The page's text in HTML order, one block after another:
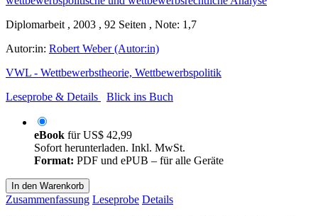
Diplomarbeit , 2003 , 92 Seiten , Note: 1,7
Autor:in: Robert Weber (Autor:in)
VWL - Wettbewerbstheorie, Wettbewerbspolitik
Leseprobe & Details
Blick ins Buch
eBook fürUS$ 42,99
Sofort herunterladen. Inkl. MwSt.
Format: PDF und ePUB – für alle Geräte
In den Warenkorb
Zusammenfassung Leseprobe Details